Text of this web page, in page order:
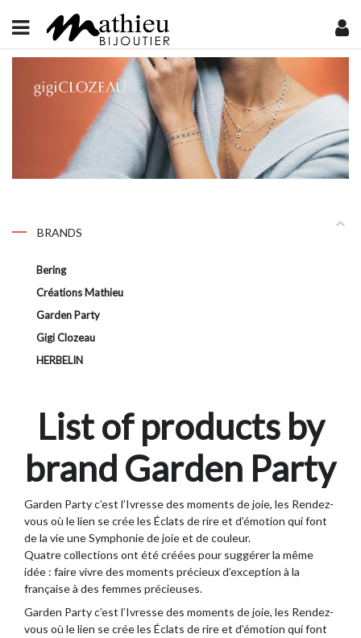
BRANDS
Bering
Créations Mathieu
Garden Party
Gigi Clozeau
HERBELIN
List of products by
brand Garden Party
Garden Party c’est l’Ivresse des moments de joie, les Rendez-
vous où le lien se crée les Éclats de rire et d’émotion qui font
de la vie une Symphonie de joie et de couleur.
Quatre collections ont été créées pour suggérer la même
idée : faire vivre des moments précieux d’exception à la
française à des femmes précieuses.
Garden Partyc’est l’Ivresse des moments de joie, les Rendez-
vous où le lien se crée les Éclats de rire et d’émotion qui font